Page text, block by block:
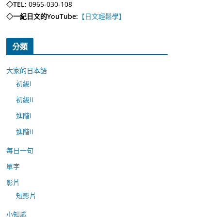
◇TEL: 0965-030-108
◇一紀日文的YouTube: 【日文輕鬆學】
分類
大家的日本語
初級I
初級II
進階I
進階II
每日一句
單字
影片
短影片
小知識